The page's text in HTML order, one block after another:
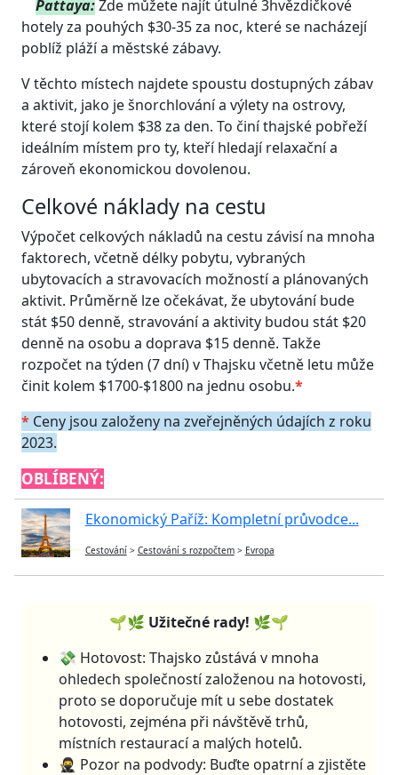
Pattaya:Zde můžete najít útulné 3hvězdičkové
hotely za pouhých $30-35 za noc, které se nacházejí
poblíž pláží a městské zábavy.
V těchto místech najdete spoustu dostupných zábav
a aktivit, jako je šnorchlování a výlety na ostrovy,
které stojí kolem $38 za den. To činí thajské pobřeží
ideálním místem pro ty, kteří hledají relaxační a
zároveň ekonomickou dovolenou.
Celkové náklady na cestu
Výpočet celkových nákladů na cestu závisí na mnoha
faktorech, včetně délky pobytu, vybraných
ubytovacích a stravovacích možností a plánovaných
aktivit. Průměrně lze očekávat, že ubytování bude
stát $50 denně, stravování a aktivity budou stát $20
denně na osobu a doprava $15 denně. Takže
rozpočet na týden (7 dní) v Thajsku včetně letu může
činit kolem $1700-$1800 na jednu osobu.*
* Ceny jsou založeny na zveřejněných údajích z roku
2023.
OBLÍBENÝ:
Ekonomický Paříž: Kompletní průvodce...
Cestování > Cestování s rozpočtem > Evropa
🌱🌿 Užitečné rady! 🌿🌱
💸 Hotovost: Thajsko zůstává v mnoha
ohledech společností založenou na hotovosti,
proto se doporučuje mít u sebe dostatek
hotovosti, zejména při návštěvě trhů,
místních restaurací a malých hotelů.
🥷 Pozor na podvody: Buďte opatrní a zjistěte